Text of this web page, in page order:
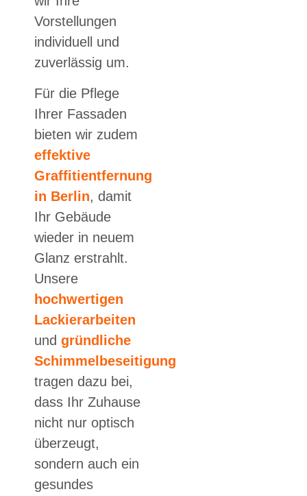
Vorstellungen
individuell und
zuverlässig um.
Für die Pflege
Ihrer Fassaden
bieten wir zudem
effektive
Graffitientfernung
in Berlin, damit
Ihr Gebäude
wieder in neuem
Glanz erstrahlt.
Unsere
hochwertigen
Lackierarbeiten
und gründliche
Schimmelbeseitigung
tragen dazu bei,
dass Ihr Zuhause
nicht nur optisch
überzeugt,
sondern auch ein
gesundes